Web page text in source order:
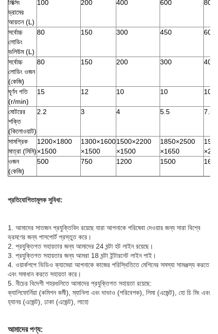
মিক্সিং
ড্রামের
আয়তন (L)
100 200 400 600 800
সর্বোচ্চ
লোডিং
ভলিউম (L)
80 150 300 450 600
সর্বোচ্চ
লোডিং ওজন
(কেজি)
80 150 200 300 400
ঘূর্ণন গতি
(r/min)
15 12 10 10 10
মোটরের
শক্তি
(কিলোওয়াট)
2.2 3 4 5.5 7.5
সামগ্রিক
মাত্রা (মিমি)
1200×1800
×1500
1300×1600
×1500
1500×2200
×1500
1850×2500
×1650
ওজন
(কেজি)
500 750 1200 1500
প্রতিযোগিতামূলক সুবিধা:
1. আমাদের সাতজন প্রযুক্তিবিদ রয়েছে যারা আপনাকে পরিষেবা দেওয়ার জন্য সারা বিশ্বে
ভ্রমণের জন্য পাসপোর্ট প্রস্তুত করে।
2. প্রযুক্তিগত সহায়তার জন্য আমাদের 24 ঘন্টা হট লাইন রয়েছে।
3. প্রযুক্তিগত সহায়তার জন্য আমরা 18 ঘন্টা ইন্টারনেট লাইন পাই।
4. ওয়ার্কশপে ভিডিও ক্যামেরা আপনাকে কাজের পরিস্থিতিতে মেশিনের সমস্যা সামঞ্জস্য করতে
এবং সমাধান করতে সহায়তা করে।
5. নীচের বিদেশী শহরগুলিতে আমাদের প্রযুক্তিগত সহায়তা রয়েছে:
ক্যালিফোর্নিয়া (কমিশন কর্মী), ম্যানিলা এবং দাভাও (পরিবেশক), লিমা (এজেন্ট), হো চি মিং এবং
হ্যানয় (এজেন্ট), ঢাকা (এজেন্ট), লাহো
আমাদের পণ্য: